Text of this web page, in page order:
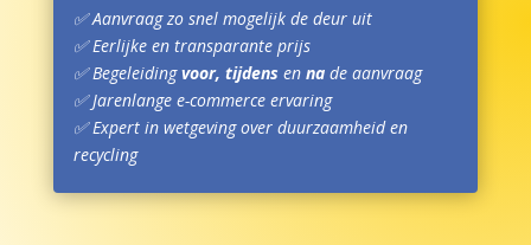
✅Aanvraag zo snel mogelijkde deur uit
✅ Eerlijke en transparante prijs
✅Begeleidingvoor, tijdens ennade aanvraag
✅Jarenlange e-commerce ervaring
✅ Expert in wetgeving over duurzaamheid en
recycling